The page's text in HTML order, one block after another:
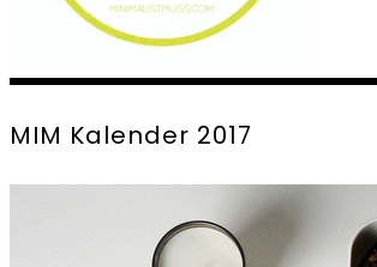
MIM Kalender 2017